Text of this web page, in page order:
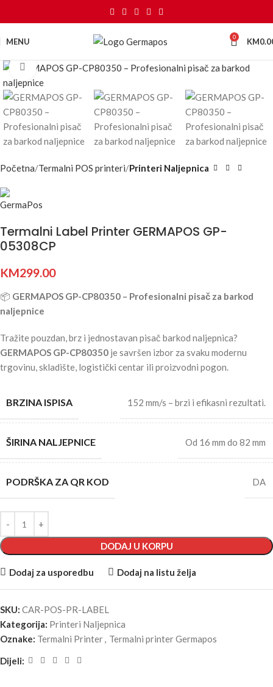
MENU 0 KM
Kliknite za uvećanje
Početna Termalni POS printeri Printeri Naljepnica
Termalni Label Printer GERMAPOS GP-
05308CP
KM299.00
📦 GERMAPOS GP-CP80350 – Profesionalni pisač za barkod
naljepnice
Tražite pouzdan, brz i jednostavan pisač barkod naljepnica?
GERMAPOS GP-CP80350 je savršen izbor za svaku modernu
trgovinu, skladište, logistički centar ili proizvodni pogon.
BRZINA ISPISA 152 mm/s – brzi i efikasni rezultati.
ŠIRINA NALJEPNICE Od 16 mm do 82 mm
PODRŠKA ZA QR KOD DA
DODAJ U KORPU
Dodaj za usporedbu Dodaj na listu želja
SKU: CAR-POS-PR-LABEL
Kategorija: Printeri Naljepnica
Oznake: Termalni Printer, Termalni printer Germapos
Dijeli: